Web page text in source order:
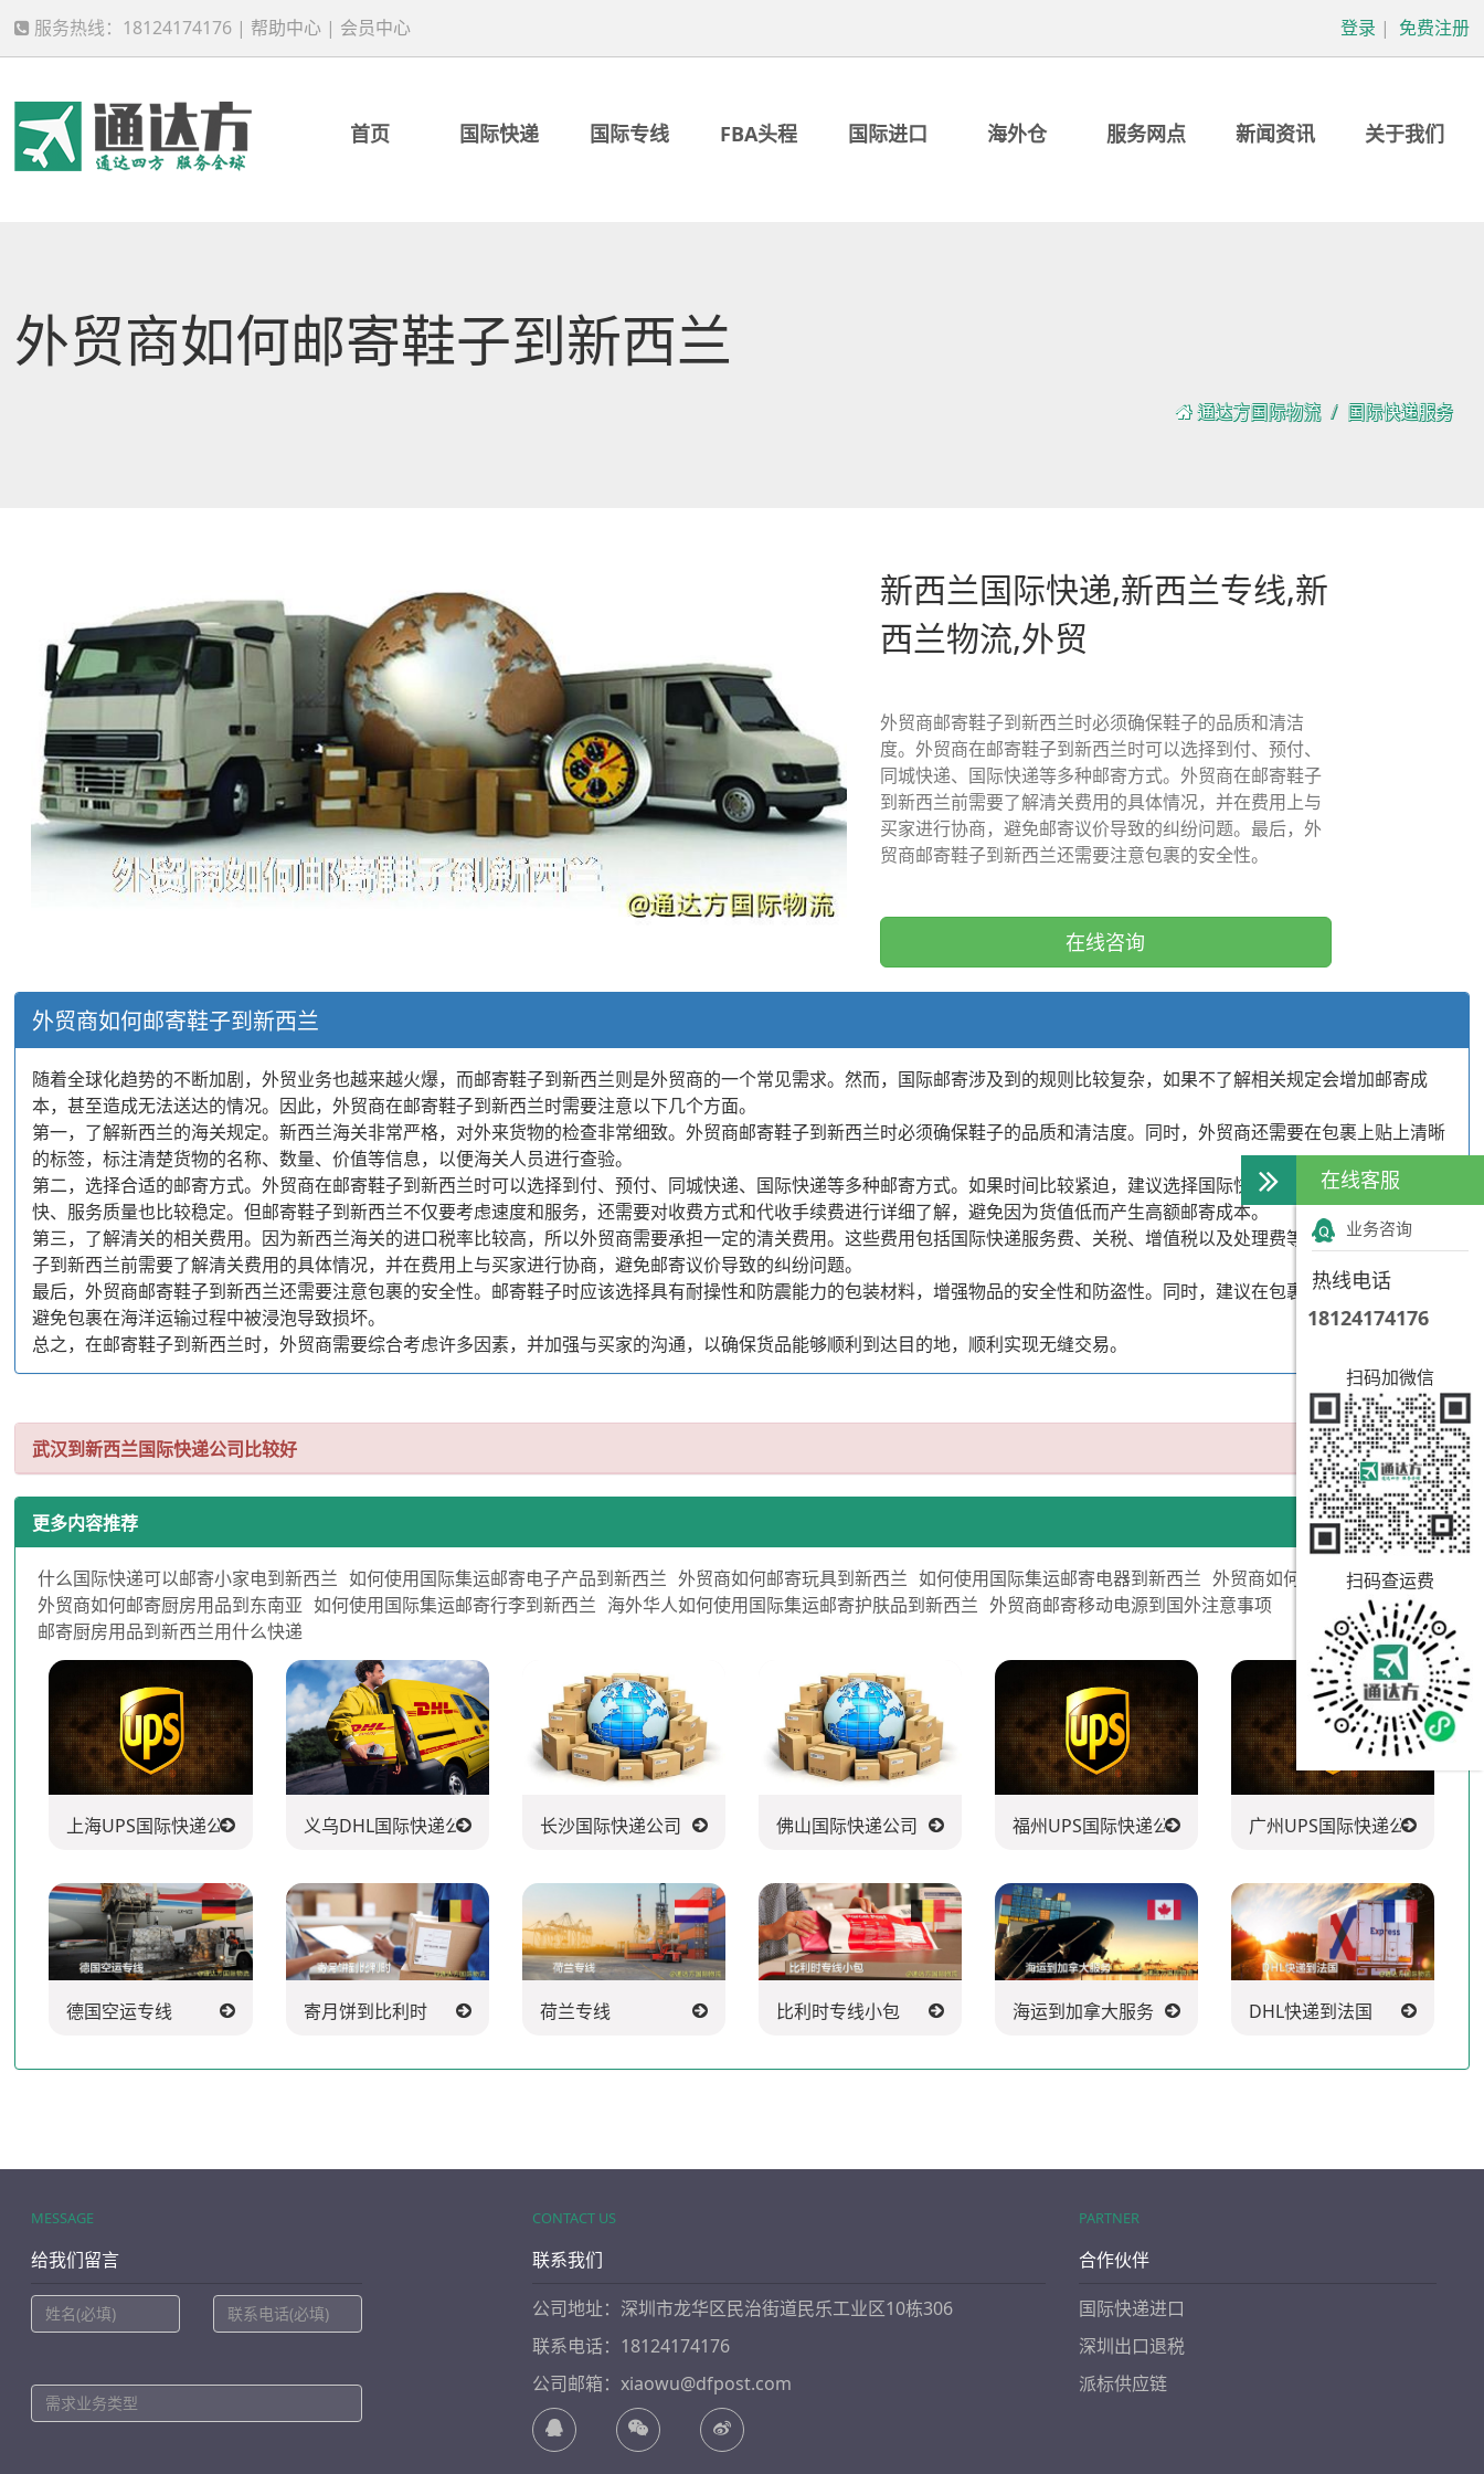
服务热线：18124174176 | 帮助中心 | 会员中心 登录 | 免费注册
首页 国际快递 国际专线 FBA头程 国际进口 海外仓 服务网点 新闻资讯 关于我们
外贸商如何邮寄鞋子到新西兰
通达方国际物流 国际快递服务
新西兰国际快递,新西兰专线,新
西兰物流,外贸
外贸商邮寄鞋子到新西兰时必须确保鞋子的品质和清洁
度。外贸商在邮寄鞋子到新西兰时可以选择到付、预付、
同城快递、国际快递等多种邮寄方式。外贸商在邮寄鞋子
到新西兰前需要了解清关费用的具体情况，并在费用上与
买家进行协商，避免邮寄议价导致的纠纷问题。最后，外
贸商邮寄鞋子到新西兰还需要注意包裹的安全性。
在线咨询
外贸商如何邮寄鞋子到新西兰
随着全球化趋势的不断加剧，外贸业务也越来越火爆，而邮寄鞋子到新西兰则是外贸商的一个常见需求。然而，国际邮寄涉及到的规则比较复杂，如果不了解相关规定会增加邮寄成
本，甚至造成无法送达的情况。因此，外贸商在邮寄鞋子到新西兰时需要注意以下几个方面。
第一，了解新西兰的海关规定。新西兰海关非常严格，对外来货物的检查非常细致。外贸商邮寄鞋子到新西兰时必须确保鞋子的品质和清洁度。同时，外贸商还需要在包裹上贴上清晰
的标签，标注清楚货物的名称、数量、价值等信息，以便海关人员进行查验。
第二，选择合适的邮寄方式。外贸商在邮寄鞋子到新西兰时可以选择到付、预付、同城快递、国际快递等多种邮寄方式。如果时间比较紧迫，建议选择国际快递，因为国际快递速度较
快、服务质量也比较稳定。但邮寄鞋子到新西兰不仅要考虑速度和服务，还需要对收费方式和代收手续费进行详细了解，避免因为货值低而产生高额邮寄成本。
第三，了解清关的相关费用。因为新西兰海关的进口税率比较高，所以外贸商需要承担一定的清关费用。这些费用包括国际快递服务费、关税、增值税以及处理费等。外贸商在邮寄鞋
子到新西兰前需要了解清关费用的具体情况，并在费用上与买家进行协商，避免邮寄议价导致的纠纷问题。
最后，外贸商邮寄鞋子到新西兰还需要注意包裹的安全性。邮寄鞋子时应该选择具有耐操性和防震能力的包装材料，增强物品的安全性和防盗性。同时，建议在包裹上贴上防水标签，
避免包裹在海洋运输过程中被浸泡导致损坏。
总之，在邮寄鞋子到新西兰时，外贸商需要综合考虑许多因素，并加强与买家的沟通，以确保货品能够顺利到达目的地，顺利实现无缝交易。
武汉到新西兰国际快递公司比较好
更多内容推荐
什么国际快递可以邮寄小家电到新西兰 如何使用国际集运邮寄电子产品到新西兰 外贸商如何邮寄玩具到新西兰 如何使用国际集运邮寄电器到新西兰 外贸商如何邮寄茶叶到美国
外贸商如何邮寄厨房用品到东南亚 如何使用国际集运邮寄行李到新西兰 海外华人如何使用国际集运邮寄护肤品到新西兰 外贸商邮寄移动电源到国外注意事项
邮寄厨房用品到新西兰用什么快递
上海UPS国际快递公司 义乌DHL国际快递公司 长沙国际快递公司 佛山国际快递公司 福州UPS国际快递公司 广州UPS国际快递公司
德国空运专线 寄月饼到比利时 荷兰专线 比利时专线小包 海运到加拿大服务 DHL快递到法国
MESSAGE
给我们留言
CONTACT US
联系我们
公司地址：深圳市龙华区民治街道民乐工业区10栋306
联系电话：18124174176
公司邮箱：xiaowu@dfpost.com
PARTNER
合作伙伴
国际快递进口
深圳出口退税
派标供应链
在线客服
业务咨询
热线电话
18124174176
扫码加微信
扫码查运费